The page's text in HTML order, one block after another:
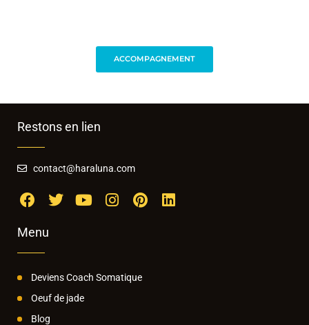
ACCOMPAGNEMENT
Restons en lien
contact@haraluna.com
Menu
Deviens Coach Somatique
Oeuf de jade
Blog